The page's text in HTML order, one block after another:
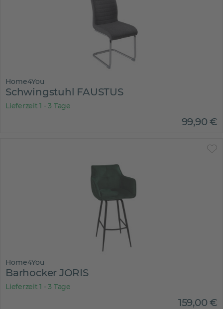
Home4You
Schwingstuhl FAUSTUS
Lieferzeit 1 - 3 Tage
99,90€
Home4You
Barhocker JORIS
Lieferzeit 1 - 3 Tage
159,00€